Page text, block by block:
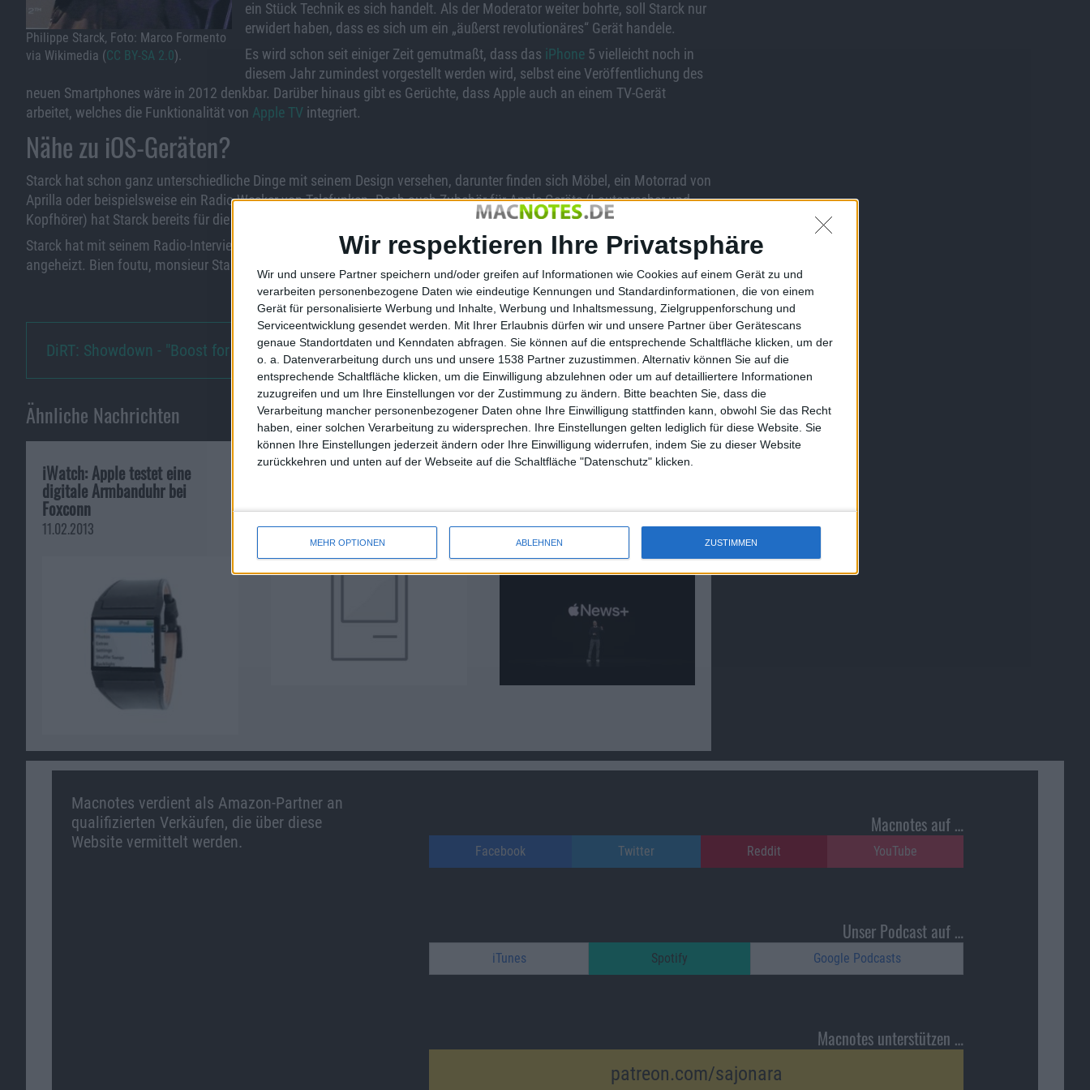
Wir respektieren Ihre Privatsphäre
Wir und unsere Partner speichern und/oder greifen auf Informationen wie Cookies auf einem Gerät zu und
verarbeiten personenbezogene Daten wie eindeutige Kennungen und Standardinformationen, die von einem
Gerät für personalisierte Werbung und Inhalte, Werbung und Inhaltsmessung, Zielgruppenforschung und
Serviceentwicklung gesendet werden.
Mit Ihrer Erlaubnis dürfen wir und unsere Partner über Gerätescans
genaue Standortdaten und Kenndaten abfragen. Sie können auf die entsprechende Schaltfläche klicken, um der
o. a. Datenverarbeitung durch uns und unsere 1538 Partner zuzustimmen. Alternativ können Sie auf die
entsprechende Schaltfläche klicken, um die Einwilligung abzulehnen oder um auf detailliertere Informationen
zuzugreifen und um Ihre Einstellungen vor der Zustimmung zu ändern.
Bitte beachten Sie, dass die
Verarbeitung mancher personenbezogener Daten ohne Ihre Einwilligung stattfinden kann, obwohl Sie das Recht
haben, einer solchen Verarbeitung zu widersprechen. Ihre Einstellungen gelten lediglich für diese Website. Sie
können Ihre Einstellungen jederzeit ändern oder Ihre Einwilligung widerrufen, indem Sie zu dieser Website
zurückkehren und unten auf der Webseite auf die Schaltfläche "Datenschutz" klicken.
MEHR OPTIONEN ABLEHNEN ZUSTIMMEN
Philippe Starck, Foto: Marco Formento
via Wikimedia (CC BY-SA 2.0).
ein Stück Technik es sich handelt. Als der Moderator weiter bohrte, soll Starck nur
erwidert haben, dass es sich um ein „äußerst revolutionäres“ Gerät handele.
Es wird schon seit einiger Zeit gemutmaßt, dass das iPhone5 vielleicht noch in
diesem Jahr zumindest vorgestellt werden wird, selbst eine Veröffentlichung des
neuen Smartphones wäre in 2012 denkbar. Darüber hinaus gibt es Gerüchte, dass Apple auch an einem TV-Gerät
arbeitet, welches die Funktionalität von Apple TV integriert.
Nähe zu iOS-Geräten?
Starck hat schon ganz unterschiedliche Dinge mit seinem Design versehen, darunter finden sich Möbel, ein Motorrad von
Aprilla oder beispielsweise ein Radio-Wecker von Telefunken. Doch auch Zubehör für Apple-Geräte (Lautsprecher und
Kopfhörer) hat Starck bereits für die Firma Parrot
Starck hat mit seinem Radio-Interview sicherlich Aufmerksamkeit für seine eigene Person erzeugt und die Spekulationen
angeheizt. Bien foutu, monsieur Starck.
DiRT: Showdown - "Boost for th… Intel: Ab 2013 kommen die Reti…
Ähnliche Nachrichten
iWatch: Apple testet eine
digitale Armbanduhr bei
Foxconn
11.02.2013
Microsoft vs. Apple: Blu-Ray als
15.11.2010
Apple News+: 300 Zeitungen für
25.03.2019
Macnotes verdient als Amazon-Partner an
qualifizierten Verkäufen, die über diese
Website vermittelt werden.
Macnotes auf …
Facebook Twitter Reddit YouTube
Unser Podcast auf …
iTunes Spotify Google Podcasts
Macnotes unterstützen …
patreon.com/sajonara